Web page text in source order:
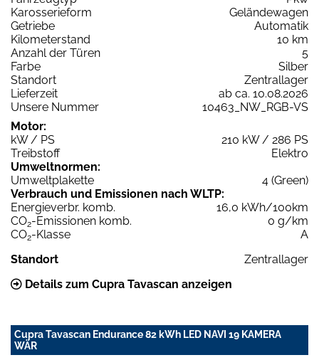
Karosserieform
Geländewagen
Getriebe
Automatik
Kilometerstand
10 km
Anzahl der Türen
5
Farbe
Silber
Standort
Zentrallager
Lieferzeit
ab ca. 10.08.2026
Unsere Nummer
10463_NW_RGB-VS
Motor:
kW / PS
210 kW / 286 PS
Treibstoff
Elektro
Umweltnormen:
Umweltplakette
4 (Green)
Verbrauch und Emissionen nach WLTP:
Energieverbr. komb.
16,0 kWh/100km
CO2-Emissionen komb.
0 g/km
CO2-Klasse
A
Standort
Zentrallager
Details zum Cupra Tavascan anzeigen
Cupra Tavascan Endurance 82 kWh LED NAVI 19 KAMERA
WÄR